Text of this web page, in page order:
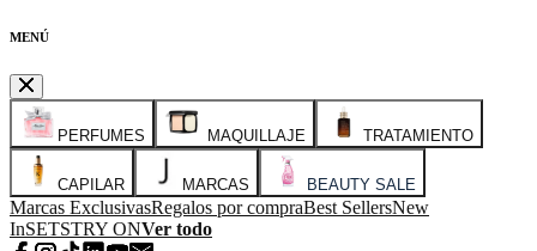
MENÚ
PERFUMES MAQUILLAJE TRATAMIENTO
CAPILAR MARCAS BEAUTY SALE
Marcas ExclusivasRegalos por compraBest SellersNew
InSETSTRY ONVer todo